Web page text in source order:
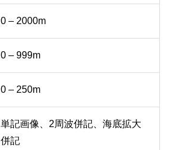
0 – 2000m
0 – 999m
0 – 250m
単記画像、2周波併記、海底拡大
併記